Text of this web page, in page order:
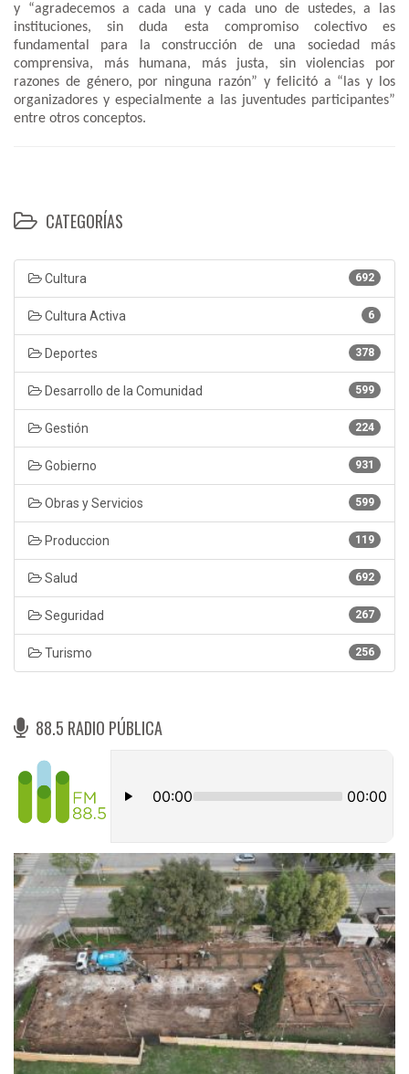
y “agradecemos a cada una y cada uno de ustedes, a las
instituciones, sin duda esta compromiso colectivo es
fundamental para la construcción de una sociedad más
comprensiva, más humana, más justa, sin violencias por
razones de género, por ninguna razón” y felicitó a “las y los
organizadores y especialmente a las juventudes participantes”
entre otros conceptos.
CATEGORÍAS
692
Cultura
6
Cultura Activa
378
Deportes
599
Desarrollo de la Comunidad
224
Gestión
931
Gobierno
599
Obras y Servicios
119
Produccion
692
Salud
267
Seguridad
256
Turismo
88.5 RADIO PÚBLICA